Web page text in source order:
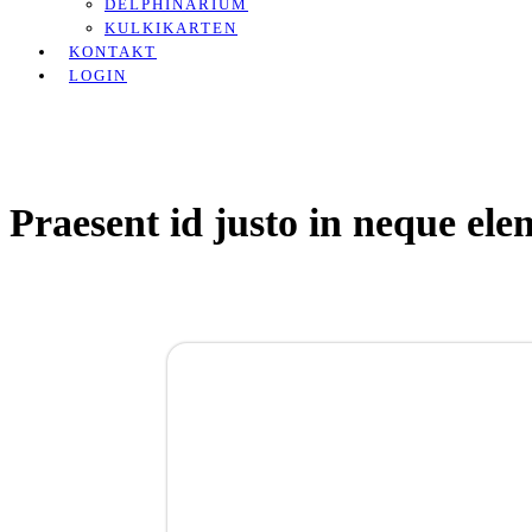
DELPHINARIUM
KULKIKARTEN
KONTAKT
LOGIN
Praesent id justo in neque